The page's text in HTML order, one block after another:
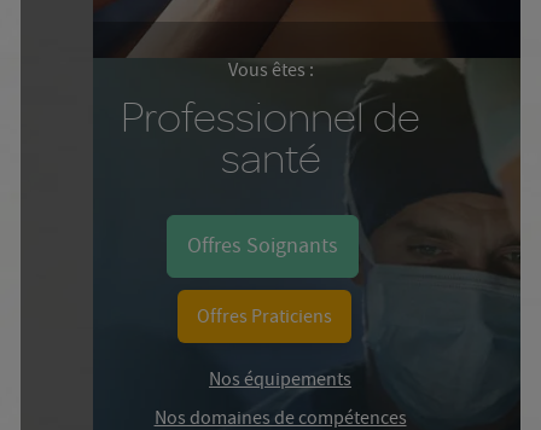
Vous êtes :
Professionnel de
santé
Offres Soignants
Offres Praticiens
Nos équipements
Nos domaines de compétences